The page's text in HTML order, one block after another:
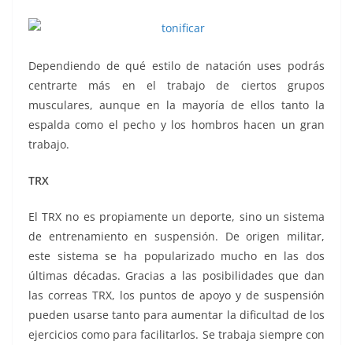
Dependiendo de qué estilo de natación uses podrás
centrarte más en el trabajo de ciertos grupos
musculares, aunque en la mayoría de ellos tanto la
espalda como el pecho y los hombros hacen un gran
trabajo.
TRX
El TRX no es propiamente un deporte, sino un sistema
de entrenamiento en suspensión. De origen militar,
este sistema se ha popularizado mucho en las dos
últimas décadas. Gracias a las posibilidades que dan
las correas TRX, los puntos de apoyo y de suspensión
pueden usarse tanto para aumentar la dificultad de los
ejercicios como para facilitarlos. Se trabaja siempre con